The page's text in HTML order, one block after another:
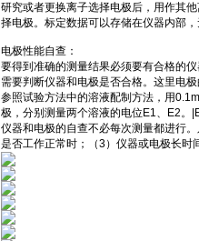
研究或者更换离子选择电极后，用作其
择电极。标定数据可以存储在仪器内部
电极性能自查：
要得到准确的测量结果必须要有合格的
需要判断仪器和电极是否合格。这里电
参照试验方法中的溶液配制方法，用
极，分别测量两个溶液的电位E1、E2。
仪器和电极的自查不必每次测量都进行
是否工作正常时；（3）仪器或电极长时